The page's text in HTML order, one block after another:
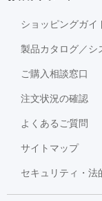
ショッピングガイ
製品カタログ／シ
ご購入相談窓口
注文状況の確認
よくあるご質問
サイトマップ
セキュリティ・法